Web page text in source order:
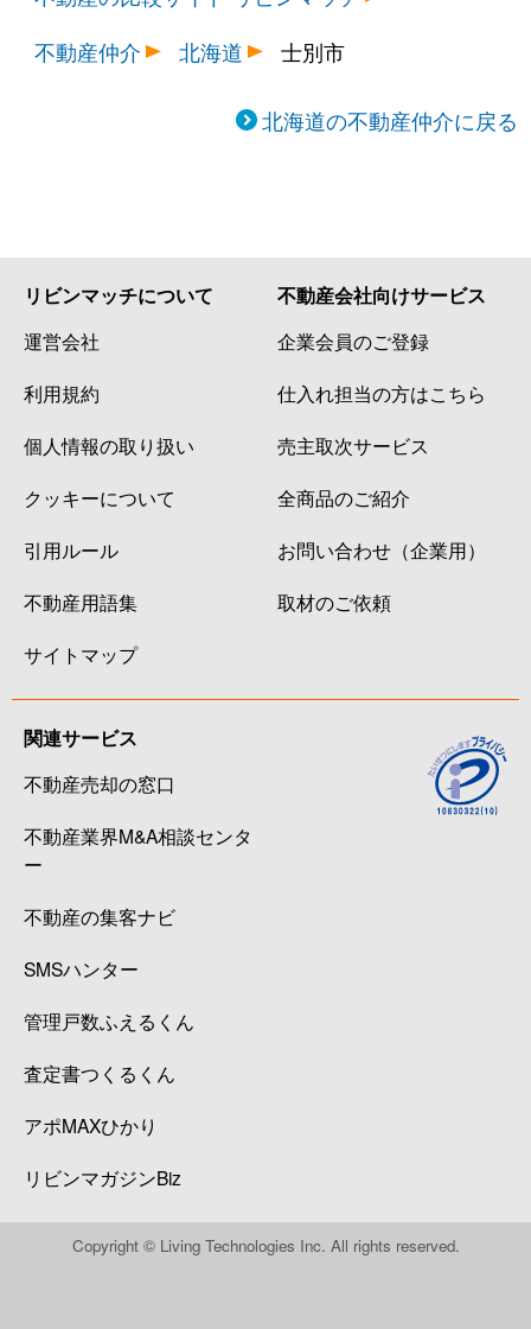
不動産仲介
北海道 士別市
北海道の不動産仲介に戻る
リビンマッチについて
運営会社
利用規約
個人情報の取り扱い
クッキーについて
引用ルール
不動産用語集
サイトマップ
不動産会社向けサービス
企業会員のご登録
仕入れ担当の方はこちら
売主取次サービス
全商品のご紹介
お問い合わせ（企業用）
取材のご依頼
関連サービス
不動産売却の窓口
不動産業界M&A相談センタ
ー
不動産の集客ナビ
SMSハンター
管理戸数ふえるくん
査定書つくるくん
アポMAXひかり
リビンマガジンBiz
Copyright © Living Technologies Inc. All rights reserved.